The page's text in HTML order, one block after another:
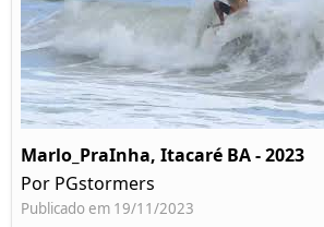
Marlo_PraInha, Itacaré BA - 2023
Por PGstormers
Publicado em 19/11/2023